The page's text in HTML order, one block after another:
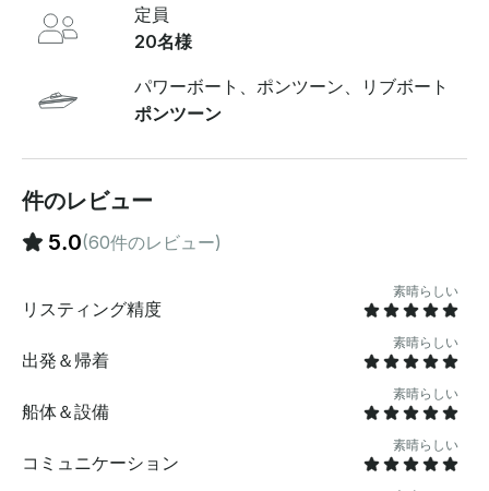
ートはモンローハーバーに出発したり戻ったりします 。
写真でわかるように、私たちは想像できるあらゆる機会
に需要の高いアイデアをいくつかご紹介します。1 .友
人、家族、同僚、クライアントを特別なイベントに連れ
上でゲームをし、アクアマットを用意してベビーサーク
験しよう！楽しんで一緒に水門を通り抜け、座ってリラ
ょう。すべての体験は写真とビデオでキャプチャするも
い！朝でも、午後でも、夕方でも、どの時間帯でも、川
は素晴らしいです 。4.水曜日と土曜日の夜には花火が打
ち上げられます。いつも観客のお気に入りで、当然そう
です。普段は正面近くで小刻みに動き回るので、ボート
のすぐ前で花火が打ち上げられます。写真を見る... キャ
プテンについて：一言で言うと、楽しい！私たちは文字
く、思い出に残る湖での昼/夜を過ごせるようにしていま
す ！ハウスクリーニング： キャプテンは米国沿岸警備
定員
20名様
パワーボート、ポンツーン、リブボート
ポンツーン
件のレビュー
5.0(60件のレビュー)
リスティング精度
素晴らしい
出発＆帰着
素晴らしい
船体＆設備
素晴らしい
コミュニケーション
素晴らしい